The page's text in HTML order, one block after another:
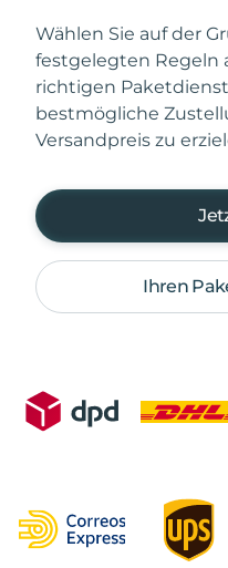
Wählen Sie auf der
festgelegten Regeln
richtigen
bestmögliche
Versandpreis zu
Ihren